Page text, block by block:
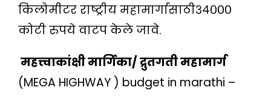
किलोमीटर राष्ट्रीय महामार्गासाठी३४०००
कोटी रुपये वाटप केले जावे.
महत्त्वाकांक्षी मार्गिका/ द्रुतगती महामार्ग
(MEGA HIGHWAY ) budget in marathi –